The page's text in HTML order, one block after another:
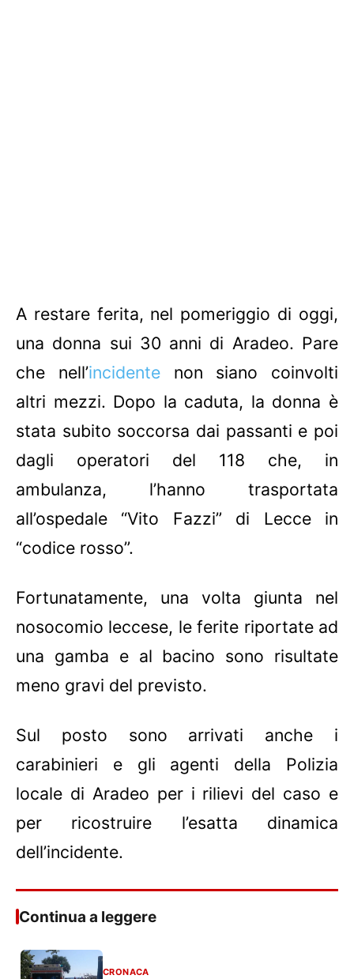
A restare ferita, nel pomeriggio di oggi,
una donna sui 30 anni di Aradeo. Pare
che nell’incidentenon siano coinvolti
altri mezzi. Dopo la caduta, la donna è
stata subito soccorsa dai passanti e poi
dagli operatori del 118 che, in
ambulanza, l’hanno trasportata
all’ospedale “Vito Fazzi” di Lecce in
“codice rosso”.
Fortunatamente, una volta giunta nel
nosocomio leccese, le ferite riportate ad
una gamba e al bacino sono risultate
meno gravi del previsto.
Sul posto sono arrivati anche i
carabinieri e gli agenti della Polizia
locale di Aradeo per i rilievi del caso e
per ricostruire l’esatta dinamica
dell’incidente.
Continua a leggere
CRONACA